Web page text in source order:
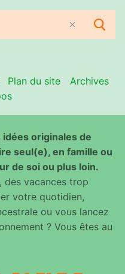
Plan du site
Archives
originales de
seul(e), en famille ou
de soi ou plus loin.
des vacances trop
votre quotidien,
ou vous lancez
? Vous êtes au